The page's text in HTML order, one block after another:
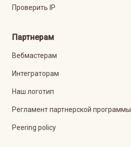
Проверить IP
Партнерам
Вебмастерам
Интеграторам
Наш логотип
Регламент партнерской программы
Peering policy